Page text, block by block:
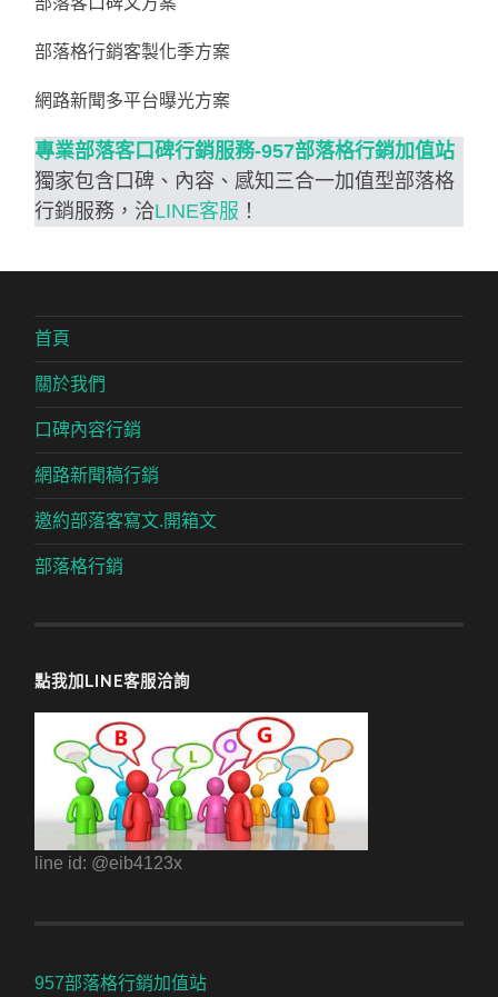
部落格行銷客製化季方案
網路新聞多平台曝光方案
專業部落客口碑行銷服務-957部落格行銷加值站
獨家包含口碑、內容、感知三合一加值型部落格
行銷服務，洽LINE客服 ！
首頁
關於我們
口碑內容行銷
網路新聞稿行銷
邀約部落客寫文.開箱文
部落格行銷
點我加LINE客服洽詢
line id: @eib4123x
957部落格行銷加值站